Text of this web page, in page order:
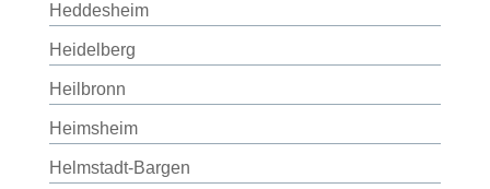
Heddesheim
Heidelberg
Heilbronn
Heimsheim
Helmstadt-Bargen